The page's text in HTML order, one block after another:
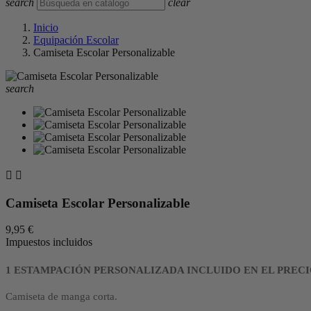
search clear
Inicio
Equipación Escolar
Camiseta Escolar Personalizable
search
 
Camiseta Escolar Personalizable
9,95 €
Impuestos incluidos
1 ESTAMPACIÓN PERSONALIZADA INCLUIDO EN EL
Camiseta de manga corta.